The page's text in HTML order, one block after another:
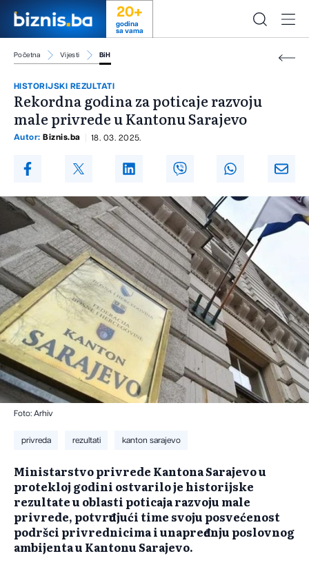
20+
godina
sa vama
Početna Vijesti BiH
HISTORIJSKI REZULTATI
Rekordna godina za poticaje razvoju
male privrede u Kantonu Sarajevo
Autor: Biznis.ba 18. 03. 2025.
Foto: Arhiv
privreda rezultati kanton sarajevo
Ministarstvo privrede Kantona Sarajevo u
protekloj godini ostvarilo je historijske
rezultate u oblasti poticaja razvoju male
privrede, potvrđujući time svoju posvećenost
podršci privrednicima i unapređenju poslovnog
ambijenta u Kantonu Sarajevo.